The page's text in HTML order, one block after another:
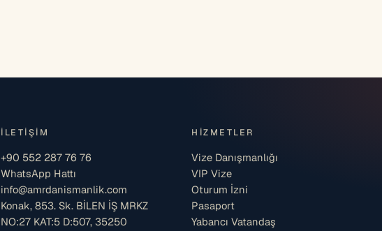
İLETIŞIM
+90 552 287 76 76
WhatsApp Hattı
info@amrdanismanlik.com
Konak, 853. Sk. BİLEN İŞ MRKZ
NO:27 KAT:5 D:507, 35250
HIZMETLER
Vize Danışmanlığı
VIP Vize
Oturum İzni
Pasaport
Yabancı Vatandaş